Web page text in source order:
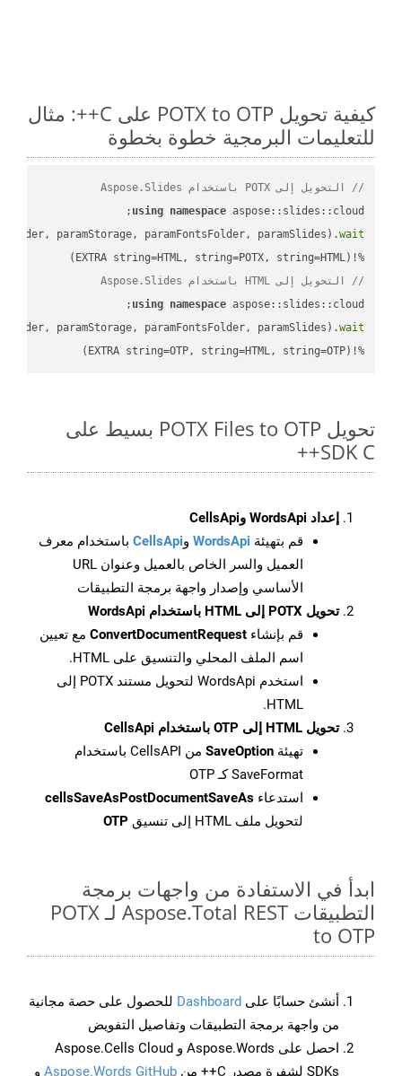
كيفية تحويل POTX to OTP على C++: مثال
للتعليمات البرمجية خطوة بخطوة
// التحويل إلى POTX باستخدام Aspose.Slides
using namespace
paramStorage, paramFontsFolder, paramSlides).wait
%!(EXTRA string=HTML, string=POTX, string=HTML)
// التحويل إلى HTML باستخدام Aspose.Slides
using namespace
paramStorage, paramFontsFolder, paramSlides).wait
%!(EXTRA string=OTP, string=HTML, string=OTP)
تحويل POTX Files to OTP بسيط على
SDK C++
إعداد WordsApi وCellsApi
قم بتهيئة WordsApi وCellsApi باستخدام معرف
العميل والسر الخاص بالعميل وعنوان URL
الأساسي وإصدار واجهة برمجة التطبيقات
تحويل POTX إلى HTML باستخدام WordsApi
قم بإنشاء ConvertDocumentRequest مع تعيين
اسم الملف المحلي والتنسيق على HTML.
استخدم WordsApi لتحويل مستند POTX إلى
HTML.
تحويل HTML إلى OTP باستخدام CellsApi
تهيئة SaveOption
من CellsAPI باستخدام
SaveFormat كـ OTP
استدعاء cellsSaveAsPostDocumentSaveAs
لتحويل ملف HTML إلى تنسيق
OTP
ابدأ في الاستفادة من واجهات برمجة
التطبيقات Aspose.Total REST لـ POTX
to OTP
أنشئ حسابًا على Dashboard للحصول على حصة مجانية
من واجهة برمجة التطبيقات وتفاصيل التفويض
احصل على Aspose.Words و Aspose.Cells Cloud
SDKs لشفرة مصدر C++ من
Aspose.Words GitHub و